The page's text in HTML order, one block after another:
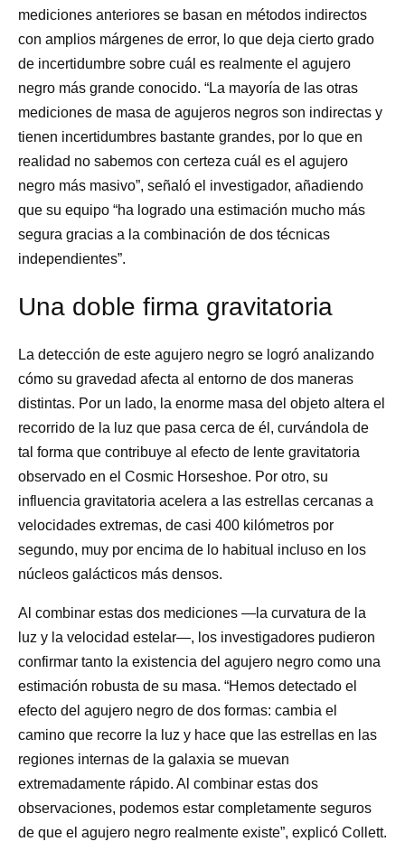
mediciones anteriores se basan en métodos indirectos
con amplios márgenes de error, lo que deja cierto grado
de incertidumbre sobre cuál es realmente el agujero
negro más grande conocido. “La mayoría de las otras
mediciones de masa de agujeros negros son indirectas y
tienen incertidumbres bastante grandes, por lo que en
realidad no sabemos con certeza cuál es el agujero
negro más masivo”, señaló el investigador, añadiendo
que su equipo “ha logrado una estimación mucho más
segura gracias a la combinación de dos técnicas
independientes”.
Una doble firma gravitatoria
La detección de este agujero negro se logró analizando
cómo su gravedad afecta al entorno de dos maneras
distintas. Por un lado, la enorme masa del objeto altera el
recorrido de la luz que pasa cerca de él, curvándola de
tal forma que contribuye al efecto de lente gravitatoria
observado en el Cosmic Horseshoe. Por otro, su
influencia gravitatoria acelera a las estrellas cercanas a
velocidades extremas, de casi 400 kilómetros por
segundo, muy por encima de lo habitual incluso en los
núcleos galácticos más densos.
Al combinar estas dos mediciones —la curvatura de la
luz y la velocidad estelar—, los investigadores pudieron
confirmar tanto la existencia del agujero negro como una
estimación robusta de su masa. “Hemos detectado el
efecto del agujero negro de dos formas: cambia el
camino que recorre la luz y hace que las estrellas en las
regiones internas de la galaxia se muevan
extremadamente rápido. Al combinar estas dos
observaciones, podemos estar completamente seguros
de que el agujero negro realmente existe”, explicó Collett.